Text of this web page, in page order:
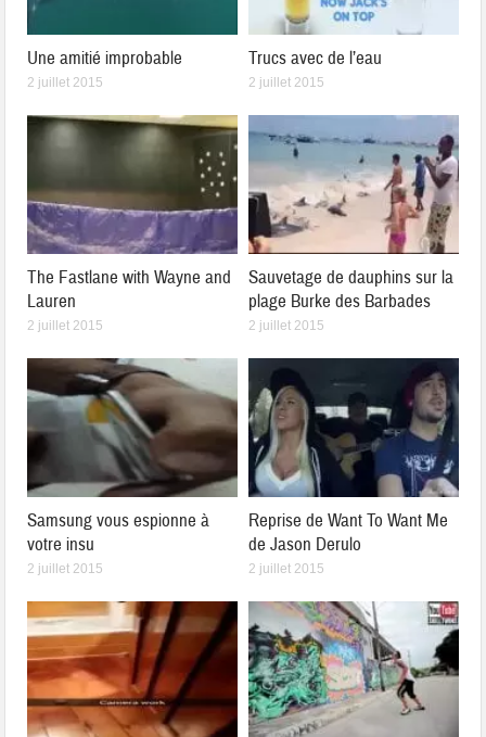
Une amitié improbable
2 juillet 2015
Trucs avec de l’eau
2 juillet 2015
The Fastlane with Wayne and
Lauren
2 juillet 2015
Sauvetage de dauphins sur la
plage Burke des Barbades
2 juillet 2015
Samsung vous espionne à
votre insu
2 juillet 2015
Reprise de Want To Want Me
de Jason Derulo
2 juillet 2015